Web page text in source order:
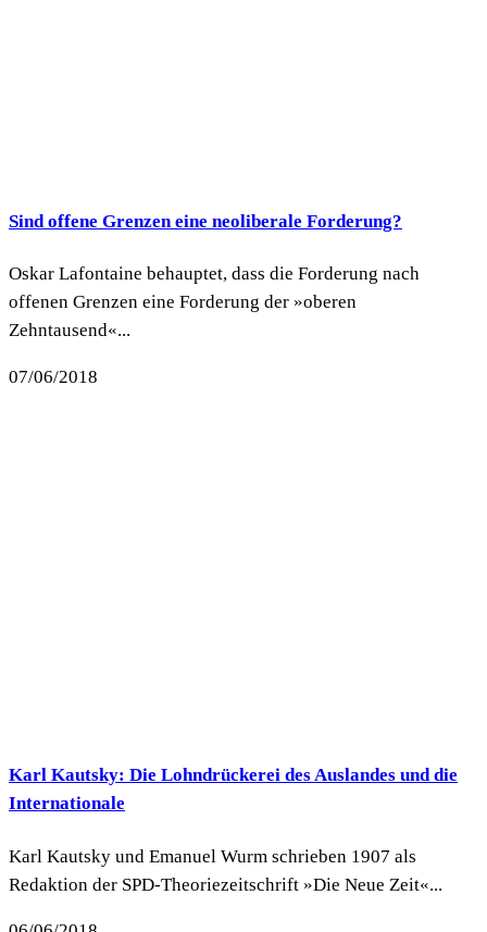
Sind offene Grenzen eine neoliberale Forderung?
Oskar Lafontaine behauptet, dass die Forderung nach
offenen Grenzen eine Forderung der »oberen
Zehntausend«...
07/06/2018
Karl Kautsky: Die Lohndrückerei des Auslandes und die
Internationale
Karl Kautsky und Emanuel Wurm schrieben 1907 als
Redaktion der SPD-Theoriezeitschrift »Die Neue Zeit«...